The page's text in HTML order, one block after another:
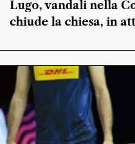
Lugo, vandali nella
chiude la chiesa, in